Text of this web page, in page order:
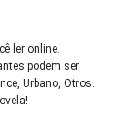
ler online.
podem ser
Urbano, Otros.